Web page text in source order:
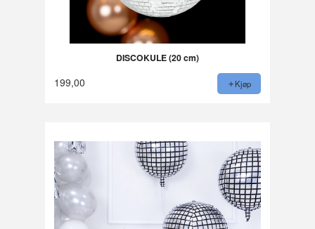
DISCOKULE (20 cm)
199,00 Kjøp